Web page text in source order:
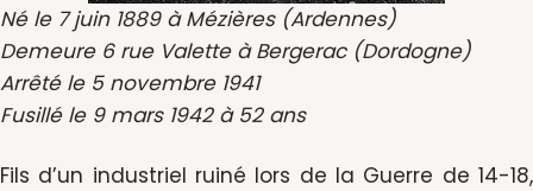
Né le 7 juin 1889 à Mézières (Ardennes)
Demeure 6 rue Valette à Bergerac (Dordogne)
Arrêté le 5 novembre 1941
Fusillé le 9 mars 1942 à 52 ans
Fils d’un industriel ruiné lors de la Guerre de 14-18,